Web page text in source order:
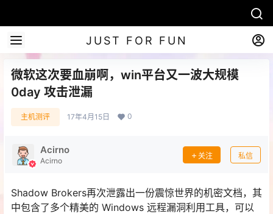
JUST FOR FUN
微软这次要血崩啊，win平台又一波大规模
0day 攻击泄漏
主机测评 17年4月15日 0
Acirno
Acirno
关注 私信
Shadow Brokers再次泄露出一份震惊世界的机密文档，其
中包含了多个精美的 Windows 远程漏洞利用工具，可以